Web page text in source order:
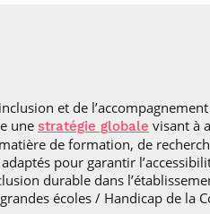
et de
une stratégie globale visant à
de formation, de
pour garantir
durable dans
écoles / Handicap de la